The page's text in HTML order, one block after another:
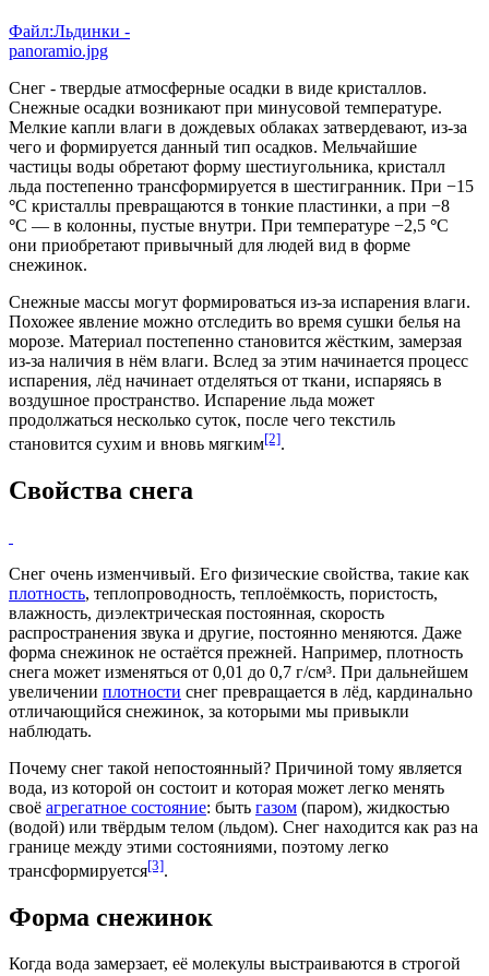
Файл:Льдинки -
panoramio.jpg
Снег - твердые атмосферные осадки в виде кристаллов.
Снежные осадки возникают при минусовой температуре.
Мелкие капли влаги в дождевых облаках затвердевают, из-за
чего и формируется данный тип осадков. Мельчайшие
частицы воды обретают форму шестиугольника, кристалл
льда постепенно трансформируется в шестигранник. При −15
°C кристаллы превращаются в тонкие пластинки, а при −8
°C — в колонны, пустые внутри. При температуре −2,5 °C
они приобретают привычный для людей вид в форме
снежинок.
Снежные массы могут формироваться из-за испарения влаги.
Похожее явление можно отследить во время сушки белья на
морозе. Материал постепенно становится жёстким, замерзая
из-за наличия в нём влаги. Вслед за этим начинается процесс
испарения, лёд начинает отделяться от ткани, испаряясь в
воздушное пространство. Испарение льда может
продолжаться несколько суток, после чего текстиль
становится сухим и вновь мягким[2].
Свойства снега
Снег очень изменчивый. Его физические свойства, такие как
плотность, теплопроводность, теплоёмкость, пористость,
влажность, диэлектрическая постоянная, скорость
распространения звука и другие, постоянно меняются. Даже
форма снежинок не остаётся прежней. Например, плотность
снега может изменяться от 0,01 до 0,7 г/см³. При дальнейшем
увеличении плотности снег превращается в лёд, кардинально
отличающийся снежинок, за которыми мы привыкли
наблюдать.
Почему снег такой непостоянный? Причиной тому является
вода, из которой он состоит и которая может легко менять
своё агрегатное состояние: быть газом (паром), жидкостью
(водой) или твёрдым телом (льдом). Снег находится как раз на
границе между этими состояниями, поэтому легко
трансформируется[3].
Форма снежинок
Когда вода замерзает, её молекулы выстраиваются в строгой